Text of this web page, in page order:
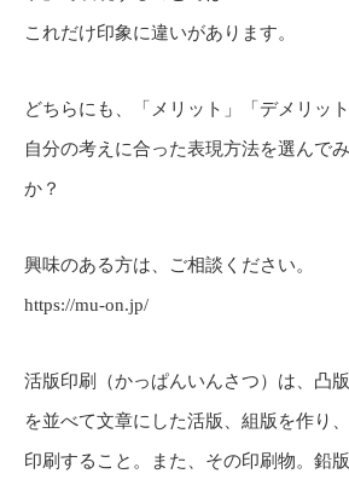
これだけ印象に違いがあります。
どちらにも、「メリット」「デメリッ
自分の考えに合った表現方法を選んで
か？
興味のある方は、ご相談ください。
https://mu-on.jp/
活版印刷（かっぱんいんさつ）は、凸
を並べて文章にした活版、組版を作り
印刷すること。また、その印刷物。鉛